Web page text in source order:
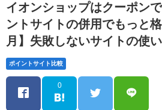
イオンショップはクーポン
ントサイトの併用でもっと
月】失敗しないサイトの使
ポイントサイト比較
0